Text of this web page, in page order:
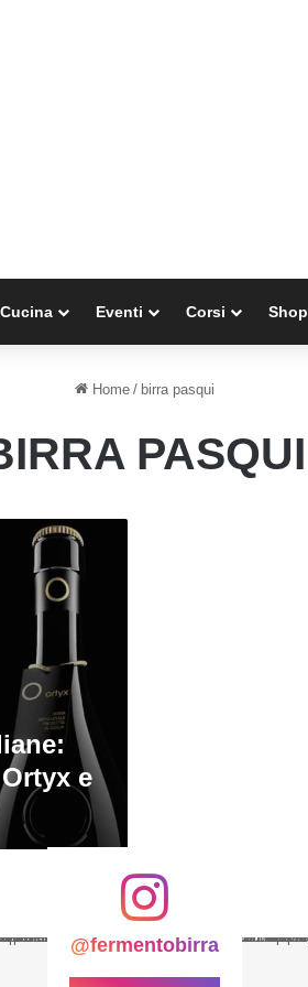
Cucina Eventi Corsi Shop
Home / birra pasqui
PASQUI
e
@fermentobirra